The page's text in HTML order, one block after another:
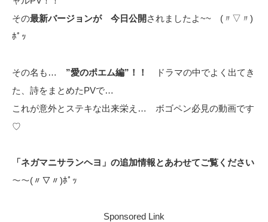
その最新バージョンが 今日公開 されましたよ~~ (〃▽〃)
ﾎﾟｯ
その名も… ”愛のポエム編”！！
ドラマの中でよく出てき
た、詩をまとめたPVで…
これが意外とステキな出来栄え… ボゴペン必見の動画です
♡
「ネガマニサランヘヨ」の追加情報とあわせてご覧ください
～～(〃▽〃)ﾎﾟｯ
Sponsored Link